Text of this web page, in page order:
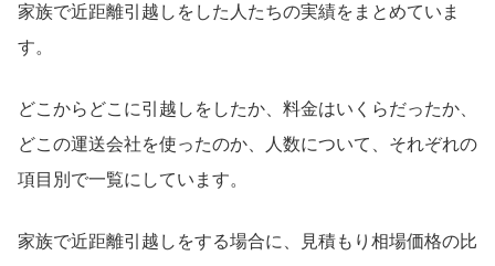
家族で近距離引越しをした人たちの実績をまとめていま
す。
どこからどこに引越しをしたか、料金はいくらだったか、
どこの運送会社を使ったのか、人数について、それぞれの
項目別で一覧にしています。
家族で近距離引越しをする場合に、見積もり相場価格の比